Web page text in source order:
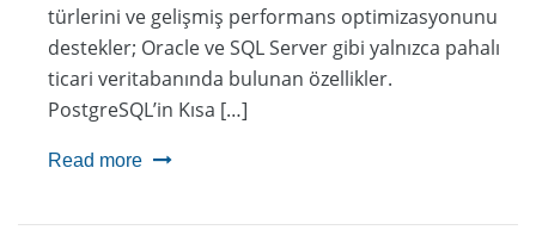
türlerini ve gelişmiş performans optimizasyonunu
destekler; Oracle ve SQL Server gibi yalnızca pahalı
ticari veritabanında bulunan özellikler.
PostgreSQL’in Kısa […]
Read more